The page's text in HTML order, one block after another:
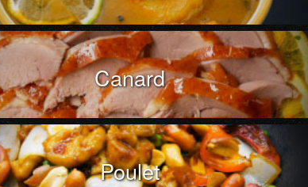
Canard
Poulet